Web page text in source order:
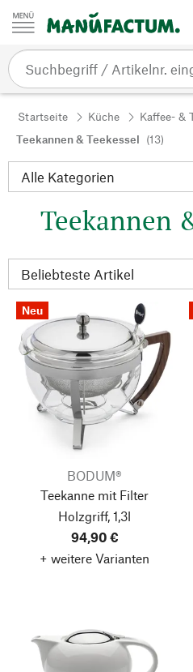
Zum Inhalt springen
Startseite Küche
Kaffee- &
Teekannen & Teekessel (13)
Teekannen
Neu
BODUM®
Teekanne mit Filter
Holzgriff, 1,3l
94,90 €
+ weitere Varianten